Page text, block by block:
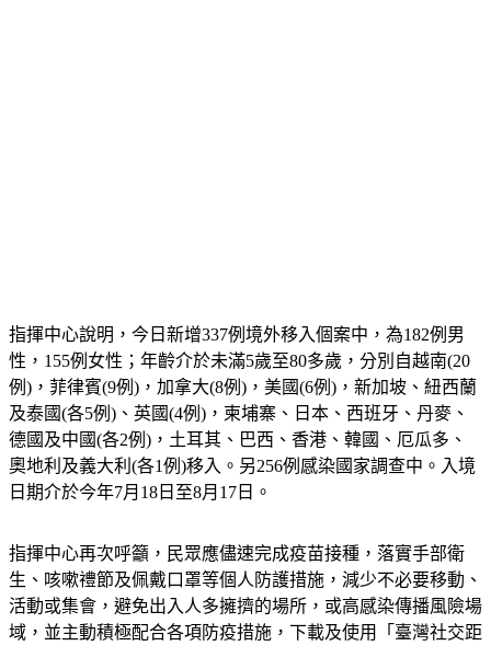
指揮中心說明，今日新增337例境外移入個案中，為182例男
性，155例女性；年齡介於未滿5歲至80多歲，分別自越南(20
例)，菲律賓(9例)，加拿大(8例)，美國(6例)，新加坡、紐西蘭
及泰國(各5例)、英國(4例)，柬埔寨、日本、西班牙、丹麥、
德國及中國(各2例)，土耳其、巴西、香港、韓國、厄瓜多、
奧地利及義大利(各1例)移入。另256例感染國家調查中。入境
日期介於今年7月18日至8月17日。
指揮中心再次呼籲，民眾應儘速完成疫苗接種，落實手部衛
生、咳嗽禮節及佩戴口罩等個人防護措施，減少不必要移動、
活動或集會，避免出入人多擁擠的場所，或高感染傳播風險場
域，並主動積極配合各項防疫措施，下載及使用「臺灣社交距